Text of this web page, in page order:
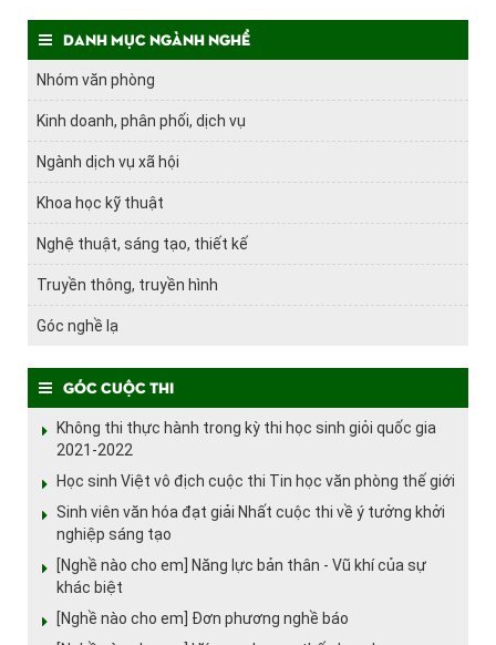
Danh mục ngành nghề
Nhóm văn phòng
Kinh doanh, phân phối, dịch vụ
Ngành dịch vụ xã hội
Khoa học kỹ thuật
Nghệ thuật, sáng tạo, thiết kế
Truyền thông, truyền hình
Góc nghề lạ
Góc cuộc thi
Không thi thực hành trong kỳ thi học sinh giỏi quốc gia
2021-2022
Học sinh Việt vô địch cuộc thi Tin học văn phòng thế giới
Sinh viên văn hóa đạt giải Nhất cuộc thi về ý tưởng khởi
nghiệp sáng tạo
[Nghề nào cho em] Năng lực bản thân - Vũ khí của sự
khác biệt
[Nghề nào cho em] Đơn phương nghề báo